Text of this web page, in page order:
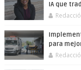
IA que
para